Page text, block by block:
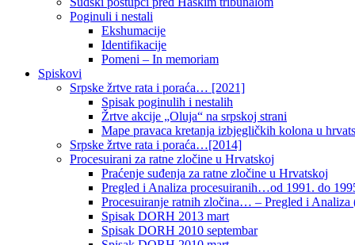
Poginuli i nestali
Ekshumacije
Identifikacije
Pomeni – In memoriam
Spiskovi
Srpske žrtve rata i poraća… [2021]
Spisak poginulih i nestalih
Žrtve akcije „Oluja“ na srpskoj strani
Mape pravaca kretanja izbjegličkih kolona u
Srpske žrtve rata i poraća…[2014]
Procesuirani za ratne zločine u Hrvatskoj
Praćenje suđenja za ratne zločine u Hrvatskoj
Pregled i Analiza procesuiranih…od 1991. do
Procesuiranje ratnih zločina… – Pregled i Analiza
Spisak DORH 2013 mart
Spisak DORH 2010 septembar